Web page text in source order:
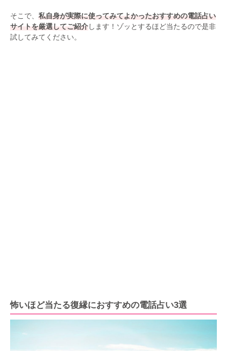
そこで、 私自身が実際に使ってみてよかったおすすめの電話占い
サイトを厳選してご紹介します！ゾッとするほど当たるので是非
試してみてください。
怖いほど当たる復縁におすすめの電話占い3選